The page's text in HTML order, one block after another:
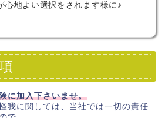
心地よい選択をされます様に♪
に加入下さいませ。
我に関しては、当社では一切の責任